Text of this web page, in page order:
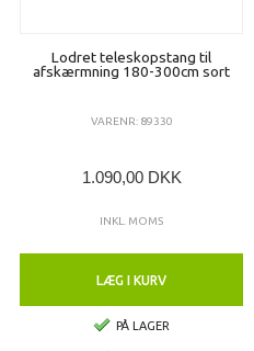
Lodret teleskopstang til
afskærmning 180-300cm sort
VARENR: 89330
1.090,00 DKK
INKL. MOMS
LÆG I KURV
PÅ LAGER